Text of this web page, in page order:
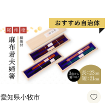
抗ウイルス効果 お取り寄せ
愛知県 小牧市 送料無料
愛知県小牧市